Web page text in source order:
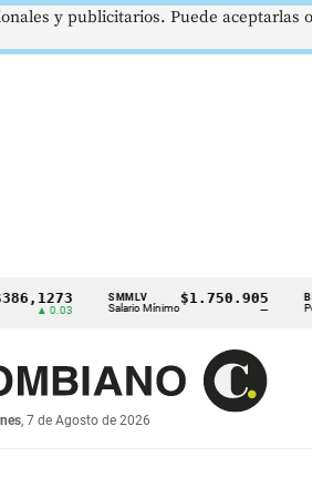
0.03
SMMLV
Salario Mínimo
$1.750.905 BRENT
Petróleo
, 7 de Agosto de 2026
y publicitarios. Puede aceptarlas